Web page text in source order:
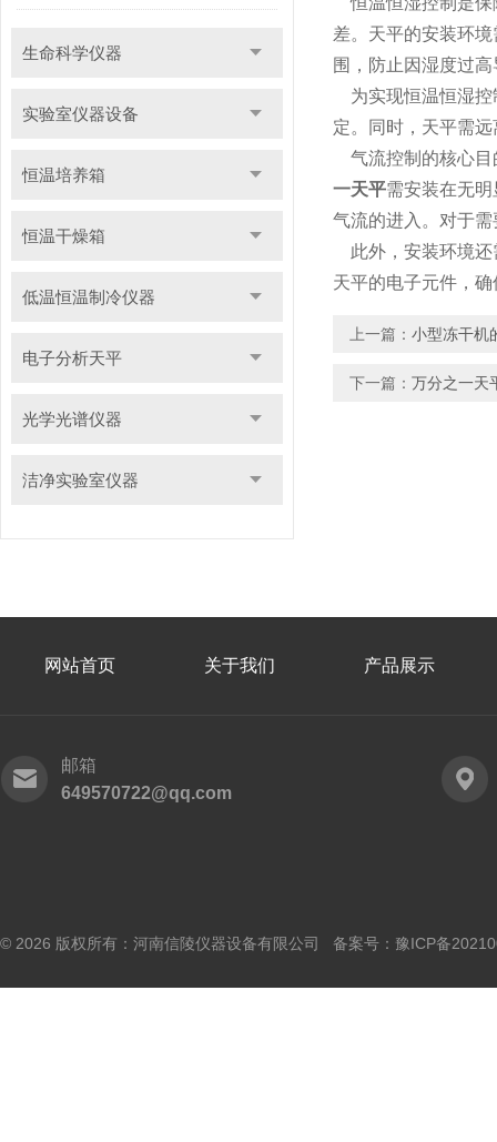
生命科学仪器
实验室仪器设备
恒温培养箱
恒温干燥箱
低温恒温制冷仪器
电子分析天平
光学光谱仪器
洁净实验室仪器
差。天平的安装环
围，防止因湿度过
为实现恒温恒湿控
定。同时，天平需
气流控制的核心目
一天平需安装在无
气流的进入。对于
此外，安装环境还
天平的电子元件，
上一篇： 小型冻干机
下一篇： 万分之一天
网站首页 关于我们 产品展示
邮箱
649570722@qq.com
© 2026 版权所有：河南信陵仪器设备有限公司 备案号： 豫ICP备